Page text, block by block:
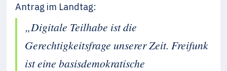
Antrag im Landtag:
„Digitale Teilhabe ist die
Gerechtigkeitsfrage unserer Zeit. Freifunk
ist eine basisdemokratische